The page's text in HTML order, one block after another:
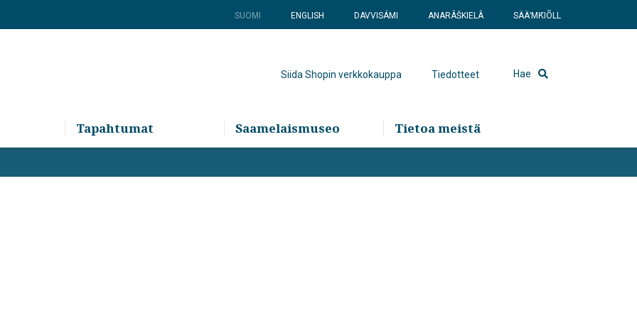
SUOMI ENGLISH DAVVISÁMI ANARÂŠKIELÂ SÄÄʹMǨIÕLL
Siida Shopin verkkokauppa Tiedotteet Hae
Tapahtumat Saamelaismuseo Tietoa meistä